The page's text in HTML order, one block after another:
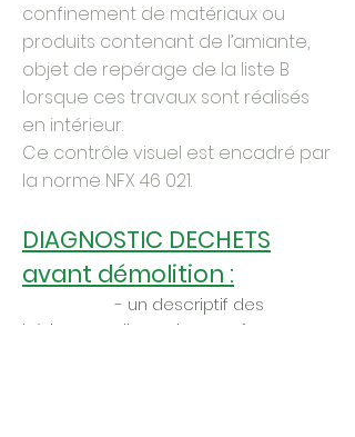
confinement de matériaux ou
produits contenant de l’amiante,
objet de repérage de la liste B
lorsque ces travaux sont réalisés
en intérieur.
Ce contrôle visuel est encadré par
la norme NFX 46 021.
DIAGNOSTIC DECHETS
avant démolition :
- un descriptif des
bâtiments : dimensions, surface au